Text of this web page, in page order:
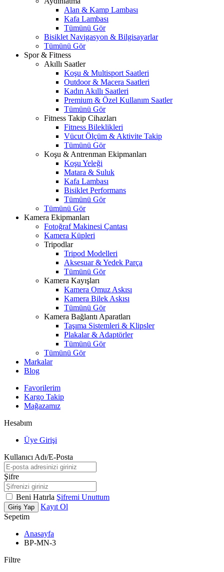
Alan & Kamp Lambası
Kafa Lambası
Tümünü Gör
Bisiklet Navigasyon & Bilgisayarlar
Tümünü Gör
Spor & Fitness
Akıllı Saatler
Koşu & Multisport Saatleri
Outdoor & Macera Saatleri
Kadın Akıllı Saatleri
Premium & Özel Kullanım Saatler
Tümünü Gör
Fitness Takip Cihazları
Fitness Bileklikleri
Vücut Ölçüm & Aktivite Takip
Tümünü Gör
Koşu & Antrenman Ekipmanları
Koşu Yeleği
Matara & Suluk
Kafa Lambası
Bisiklet Performans
Tümünü Gör
Tümünü Gör
Kamera Ekipmanları
Fotoğraf Makinesi Çantası
Kamera Küpleri
Tripodlar
Tripod Modelleri
Aksesuar & Yedek Parça
Tümünü Gör
Kamera Kayışları
Kamera Omuz Askısı
Kamera Bilek Askısı
Tümünü Gör
Kamera Bağlantı Aparatları
Taşıma Sistemleri & Klipsler
Plakalar & Adaptörler
Tümünü Gör
Tümünü Gör
Markalar
Blog
Favorilerim
Kargo Takip
Mağazamız
Hesabım
Üye Girişi
Kullanıcı Adı/E-Posta
Şifre
Beni Hatırla Şifremi Unuttum
Giriş Yap
Kayıt Ol
Sepetim
Anasayfa
BP-MN-3
Filtre